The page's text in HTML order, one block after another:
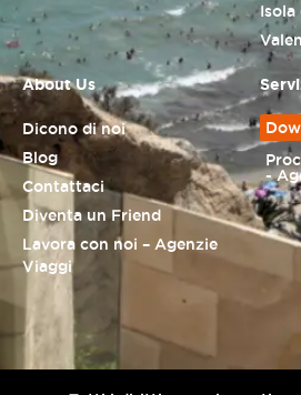
Isola
About Us
Dicono di noi
Blog
Contattaci
Diventa un Friend
Lavora con noi – Agenzie
Viaggi
-